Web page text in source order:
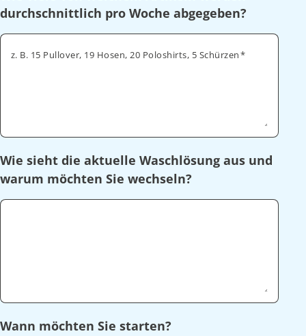
durchschnittlich pro Woche abgegeben?
z. B. 15 Pullover, 19 Hosen, 20 Poloshirts, 5 Schürzen
Wie sieht die aktuelle Waschlösung aus und
warum möchten Sie wechseln?
Wann möchten Sie starten?